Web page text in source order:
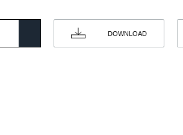
DOWNLOAD